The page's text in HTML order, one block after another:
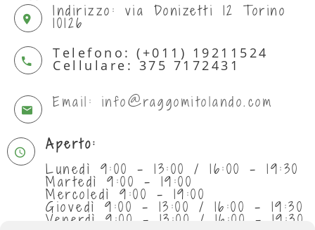
Indirizzo: via Donizetti 12 Torino
10126
Telefono: (+011) 19211524
Cellulare: 375 7172431
Email: info@raggomitolando.com
Aperto:
Lunedì 9:00 - 13:00 / 16:00 - 19:30
Martedì 9:00 - 19:00
Mercoledì 9:00 - 19:00
Giovedì 9:00 - 13:00 / 16:00 - 19:30
Venerdì 9:00 - 13:00 / 16:00 - 19:30